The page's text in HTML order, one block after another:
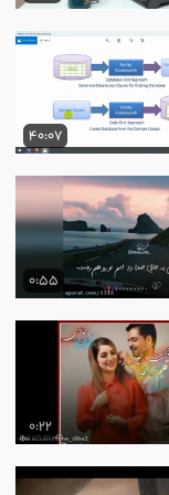
40:07
0:55
0:22